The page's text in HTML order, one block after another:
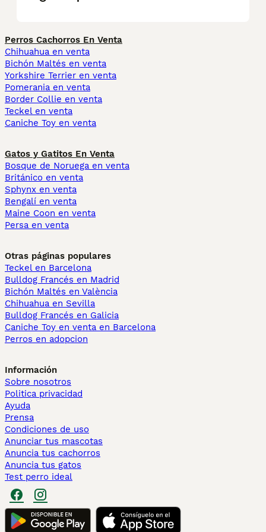
Perros Cachorros En Venta
Chihuahua en venta
Bichón Maltés en venta
Yorkshire Terrier en venta
Pomerania en venta
Border Collie en venta
Teckel en venta
Caniche Toy en venta
Gatos y Gatitos En Venta
Bosque de Noruega en venta
Británico en venta
Sphynx en venta
Bengalí en venta
Maine Coon en venta
Persa en venta
Otras páginas populares
Teckel en Barcelona
Bulldog Francés en Madrid
Bichón Maltés en València
Chihuahua en Sevilla
Bulldog Francés en Galicia
Caniche Toy en venta en Barcelona
Perros en adopcion
Información
Sobre nosotros
Politica privacidad
Ayuda
Prensa
Condiciones de uso
Anunciar tus mascotas
Anuncia tus cachorros
Anuncia tus gatos
Test perro ideal